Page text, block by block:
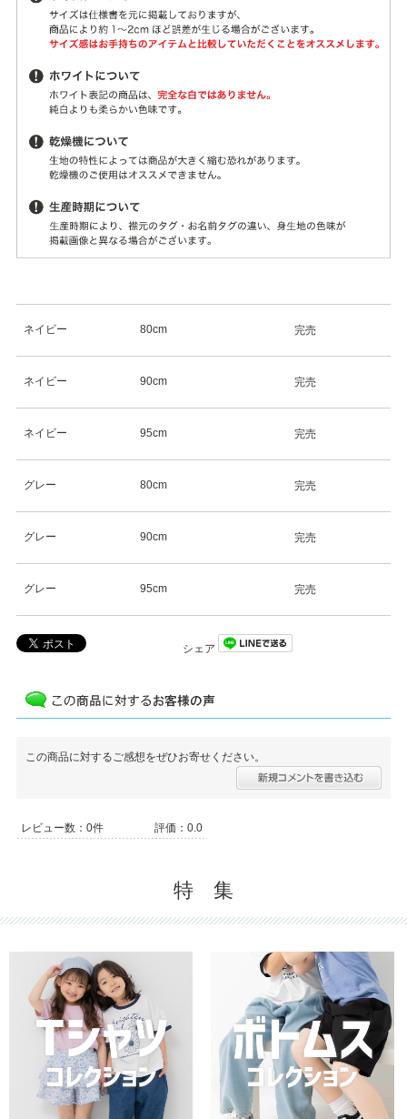
ネイビー 80cm 完売
ネイビー 90cm 完売
ネイビー 95cm 完売
グレー 80cm 完売
グレー 90cm 完売
グレー 95cm 完売
シェア
この商品に対するご感想をぜひお寄せください。
レビュー数：0件 評価：0.0
特 集